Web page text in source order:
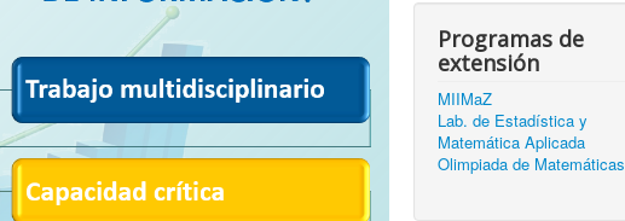
Programas de
extensión
MIIMaZ
Lab. de Estadística y
Matemática Aplicada
Olimpiada de Matemáticas